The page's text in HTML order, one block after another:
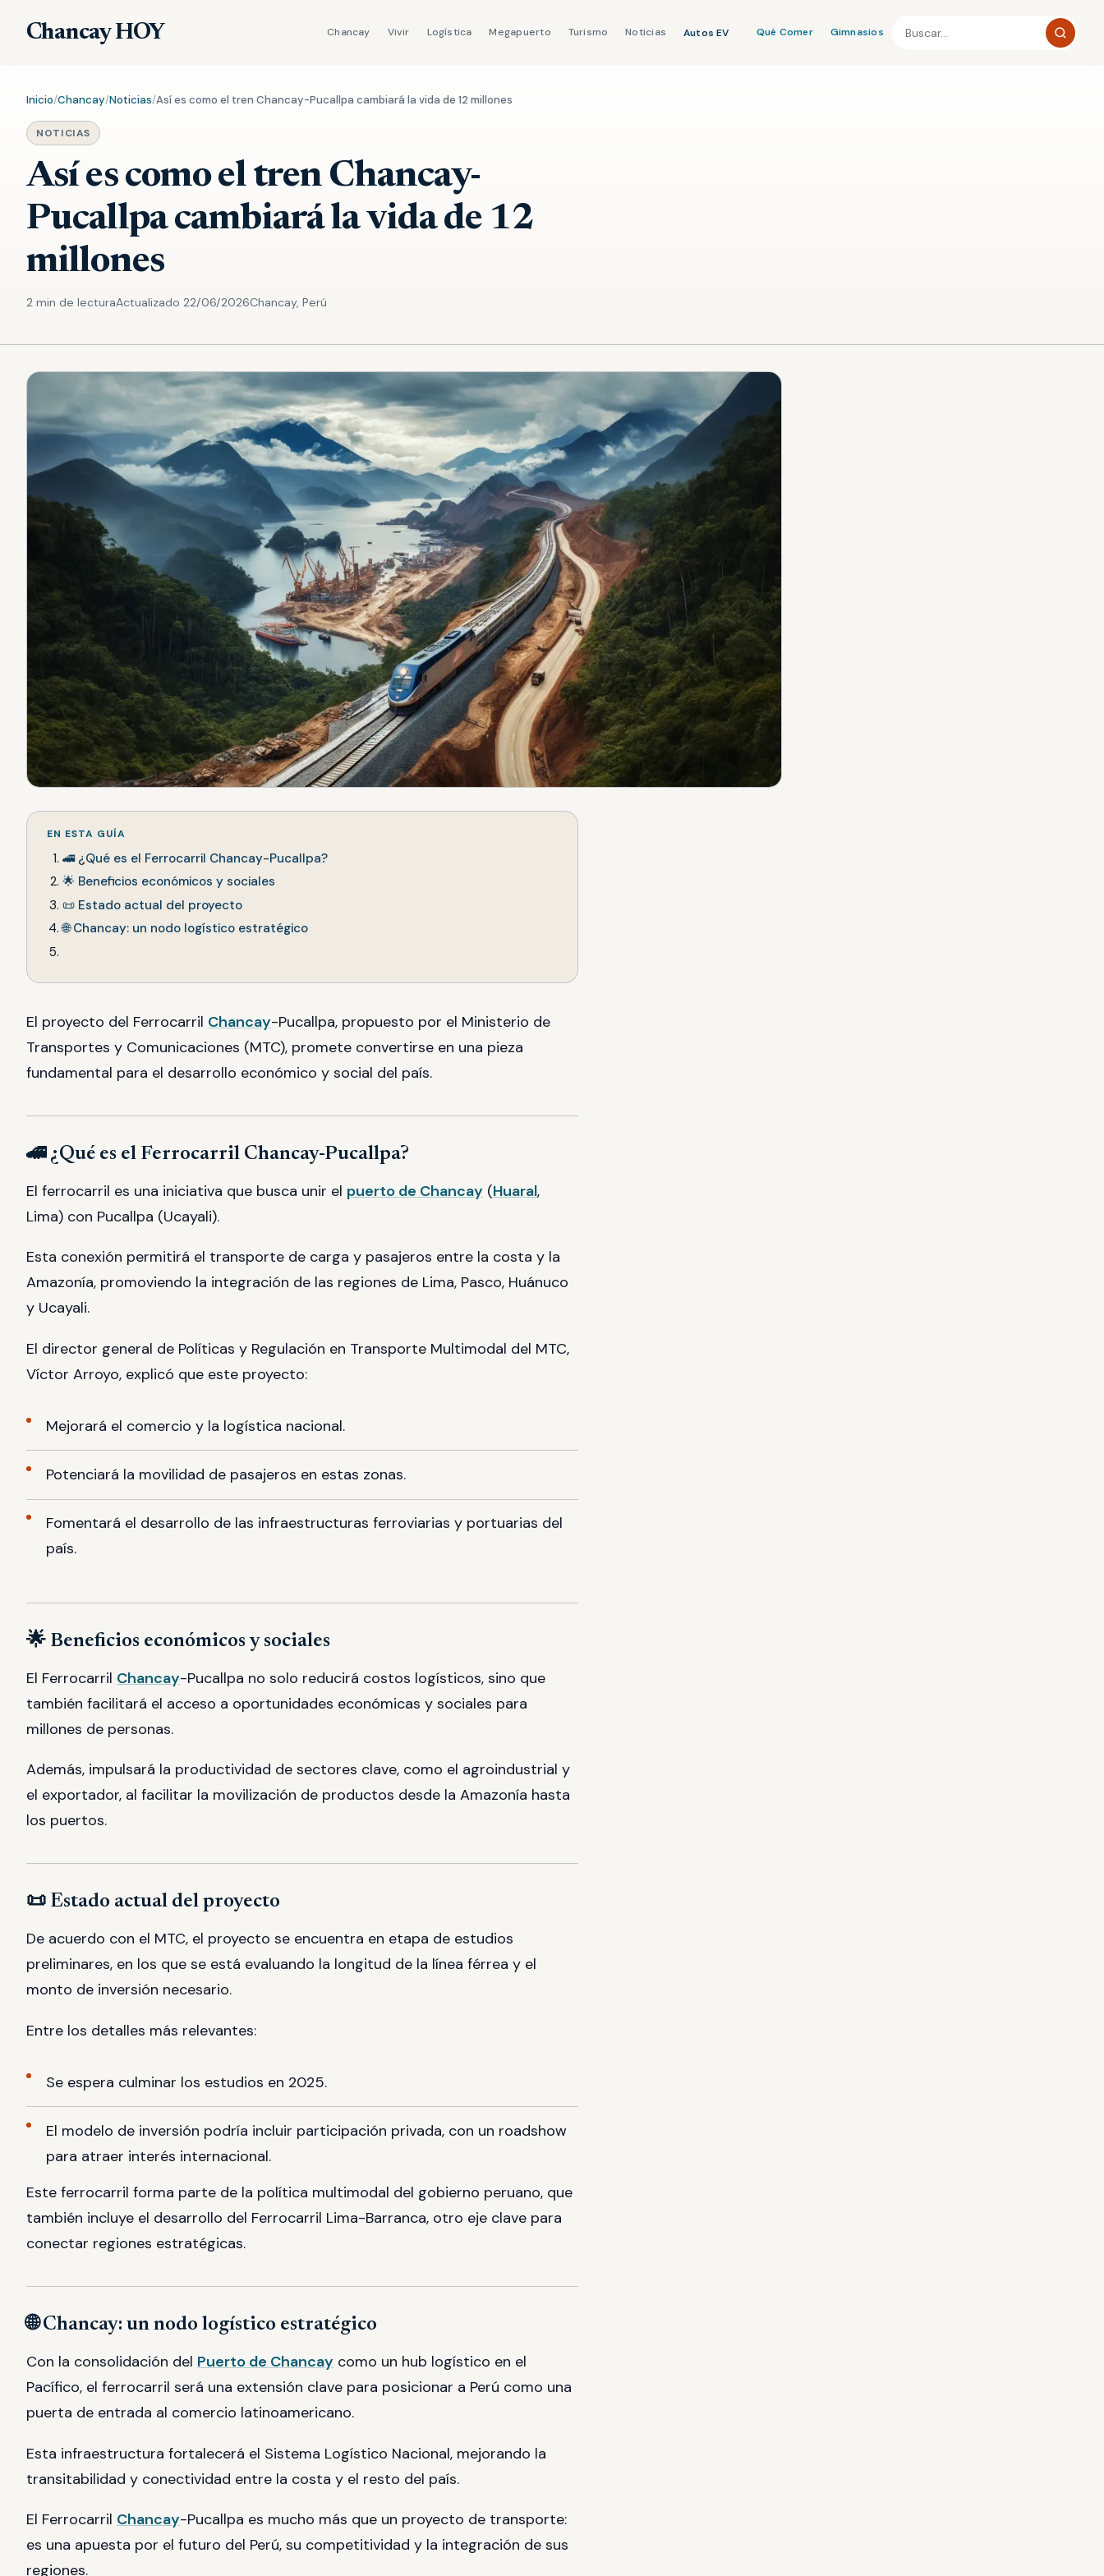
Chancay HOY Chancay Vivir Logística Megapuerto Turismo Noticias Autos EV Qué Comer Gimnasios
Inicio/Chancay/Noticias/Así es como el tren Chancay-Pucallpa cambiará la vida de 12 millones
NOTICIAS
Así es como el tren Chancay-
Pucallpa cambiará la vida de 12
millones
2 min de lecturaActualizado 22/06/2026Chancay, Perú
EN ESTA GUÍA
🚄 ¿Qué es el Ferrocarril Chancay-Pucallpa?
🌟 Beneficios económicos y sociales
📜 Estado actual del proyecto
🌐 Chancay: un nodo logístico estratégico
El proyecto del Ferrocarril Chancay-Pucallpa, propuesto por el Ministerio de
Transportes y Comunicaciones (MTC), promete convertirse en una pieza
fundamental para el desarrollo económico y social del país.
🚄 ¿Qué es el Ferrocarril Chancay-Pucallpa?
El ferrocarril es una iniciativa que busca unir el puerto de Chancay (Huaral,
Lima) con Pucallpa (Ucayali).
Esta conexión permitirá el transporte de carga y pasajeros entre la costa y la
Amazonía, promoviendo la integración de las regiones de Lima, Pasco, Huánuco
y Ucayali.
El director general de Políticas y Regulación en Transporte Multimodal del MTC,
Víctor Arroyo, explicó que este proyecto:
Mejorará el comercio y la logística nacional.
Potenciará la movilidad de pasajeros en estas zonas.
Fomentará el desarrollo de las infraestructuras ferroviarias y portuarias del
país.
🌟 Beneficios económicos y sociales
El Ferrocarril Chancay-Pucallpa no solo reducirá costos logísticos, sino que
también facilitará el acceso a oportunidades económicas y sociales para
millones de personas.
Además, impulsará la productividad de sectores clave, como el agroindustrial y
el exportador, al facilitar la movilización de productos desde la Amazonía hasta
los puertos.
📜 Estado actual del proyecto
De acuerdo con el MTC, el proyecto se encuentra en etapa de estudios
preliminares, en los que se está evaluando la longitud de la línea férrea y el
monto de inversión necesario.
Entre los detalles más relevantes:
Se espera culminar los estudios en 2025.
El modelo de inversión podría incluir participación privada, con un roadshow
para atraer interés internacional.
Este ferrocarril forma parte de la política multimodal del gobierno peruano, que
también incluye el desarrollo del Ferrocarril Lima-Barranca, otro eje clave para
conectar regiones estratégicas.
🌐 Chancay: un nodo logístico estratégico
Con la consolidación del Puerto de Chancay como un hub logístico en el
Pacífico, el ferrocarril será una extensión clave para posicionar a Perú como una
puerta de entrada al comercio latinoamericano.
Esta infraestructura fortalecerá el Sistema Logístico Nacional, mejorando la
transitabilidad y conectividad entre la costa y el resto del país.
El Ferrocarril Chancay-Pucallpa es mucho más que un proyecto de transporte:
es una apuesta por el futuro del Perú, su competitividad y la integración de sus
regiones.